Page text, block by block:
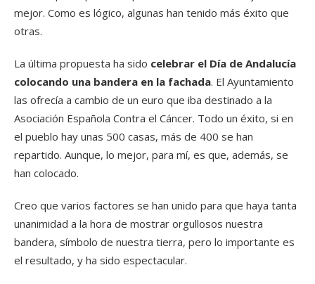
mejor. Como es lógico, algunas han tenido más éxito que
otras.
La última propuesta ha sido celebrar el Día de Andalucía
colocando una bandera en la fachada. El Ayuntamiento
las ofrecía a cambio de un euro que iba destinado a la
Asociación Española Contra el Cáncer. Todo un éxito, si en
el pueblo hay unas 500 casas, más de 400 se han
repartido. Aunque, lo mejor, para mí, es que, además, se
han colocado.
Creo que varios factores se han unido para que haya tanta
unanimidad a la hora de mostrar orgullosos nuestra
bandera, símbolo de nuestra tierra, pero lo importante es
el resultado, y ha sido espectacular.